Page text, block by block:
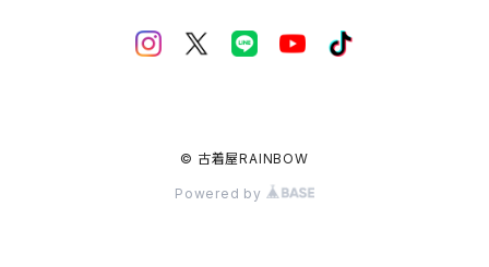
© 古着屋RAINBOW
Powered by